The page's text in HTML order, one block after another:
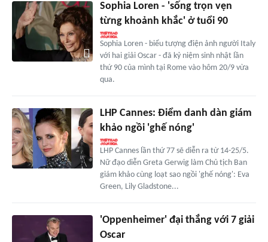
Sophia Loren - 'sống trọn vẹn
từng khoảnh khắc' ở tuổi 90
Sophia Loren - biểu tượng điện ảnh người Italy
với hai giải Oscar - đã kỷ niệm sinh nhật lần
thứ 90 của mình tại Rome vào hôm 20/9 vừa
qua.
LHP Cannes: Điểm danh dàn giám
khảo ngồi 'ghế nóng'
LHP Cannes lần thứ 77 sẽ diễn ra từ 14-25/5.
Nữ đạo diễn Greta Gerwig làm Chủ tịch Ban
giám khảo cùng loạt sao ngồi 'ghế nóng': Eva
Green, Lily Gladstone...
'Oppenheimer' đại thắng với 7 giải
Oscar